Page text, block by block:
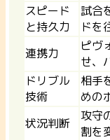
スピード
と持久力
試合
ドを
連携力
ピヴ
せ、
ドリブル
技術
相手
めの
状況判断
攻守
割を